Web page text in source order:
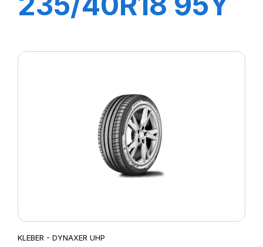
KLEBER - DYNAXER UHP